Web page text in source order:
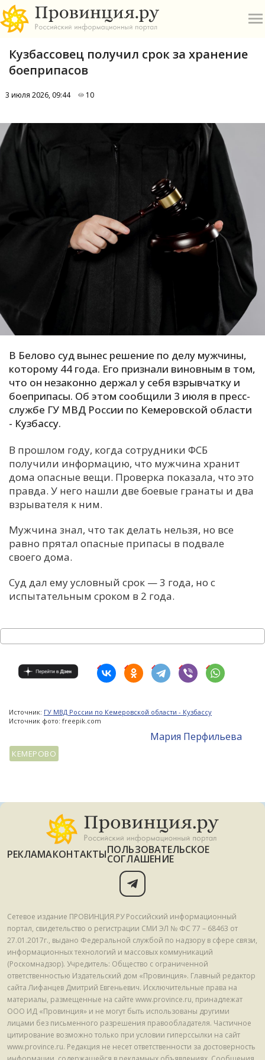
В
И
К
М
Н
О
Р
У
Кузбассовец получил срок за хранение
боеприпасов
3 июля 2026, 09:44 10
В Белово суд вынес решение по делу мужчины,
которому 44 года. Его признали виновным в том,
что он незаконно держал у себя взрывчатку и
боеприпасы. Об этом сообщили 3 июля в пресс-
службе ГУ МВД России по Кемеровской области
- Кузбассу.
В прошлом году, когда сотрудники ФСБ
получили информацию, что мужчина хранит
дома опасные вещи. Проверка показала, что это
правда. У него нашли две боевые гранаты и два
взрывателя к ним.
Мужчина знал, что так делать нельзя, но все
равно прятал опасные припасы в подвале
своего дома.
Суд дал ему условный срок — 3 года, но с
испытательным сроком в 2 года.
Источник: ГУ МВД России по Кемеровской области - Кузбассу
Источник фото: freepik.com
Мария Перфильева
КЕМЕРОВО
РЕКЛАМАКОНТАКТЫПОЛЬЗОВАТЕЛЬСКОЕ
СОГЛАШЕНИЕ
Сетевое издание ПРОВИНЦИЯ.РУ Российский информационный
портал, свидетельство о регистрации СМИ ЭЛ № ФС 77 – 68463 от
27.01.2017г., выдано Федеральной службой по надзору в сфере связи,
информационных технологий и массовых коммуникаций
(Роскомнадзор). Учредитель: Общество с ограниченной
ответственностью Издательский дом «Провинция». Главный редактор
сайта Лифанцев Дмитрий Евгеньевич. Исключительные права на
материалы, размещенные на сайте www.province.ru, принадлежат
ООО ИД «Провинция» и не могут быть использованы другими
лицами без письменного разрешения правообладателя. Частичное
цитирование возможно только при условии гиперссылки на сайт
www.province.ru. Редакция не несет ответственности за достоверность